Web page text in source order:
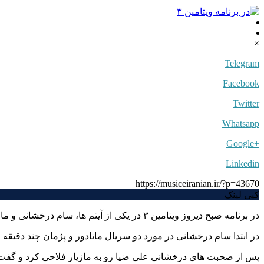
×
Telegram
Facebook
Twitter
Whatsapp
+Google
Linkedin
https://musiceiranian.ir/?p=43670
کپی لینک
در برنامه صبح دیروز ویتامین ۳ در یکی از آیتم ها، سام درخشانی و مازیار فلاحی به طور زنده مهمان علی ضیا بودند.
در ابتدا سام درخشانی در مورد دو سریال ماتادور و پژمان چند
پس از صحبت های درخشانی علی ضیا رو به مازیار فلاحی کرد و